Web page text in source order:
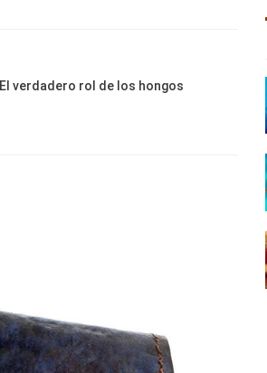
El verdadero rol de los hongos